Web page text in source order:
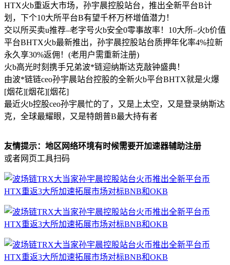
HTX火b重返大市场，孙宇晨控股站台，推出全新平台B计
划，下个10大所平台B有望千杯万杯增值潜力！
交以所买卖u推荐–老字号火b安全0零事故率！10大所–火b价值
平台BHTX火b最新推出，孙宇晨控股站台质押年化率4%拉新
永久享30%返佣！(老用户需重新注册)
火b高光时刻携手兄弟波*链迎纳斯达克敲钟盛典！
由波*链链ceo孙宇晨站台控股的全新火b平台BHTX就是火爆
[烟花][烟花][烟花]
最近火b控股ceo孙宇晨忙的了，又是上太空，又是登录纳斯达
克，全球最耀眼，又是特朗普B最大持有者
友情提示：地区网络环境有时候需要开加速器辅助注册
或者网页工具扫码